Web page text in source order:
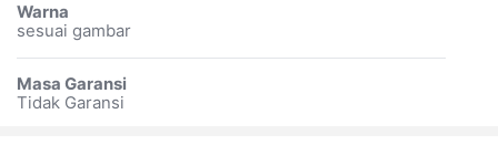
Warna
sesuai gambar
Masa Garansi
Tidak Garansi